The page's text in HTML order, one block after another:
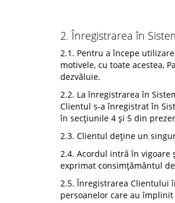
2. Înregistrarea în
2.1. Pentru a începe
motivele, cu toate acestea,
dezvăluie.
2.2. La înregistrarea în
Clientul s-a înregistrat în
în secțiunile 4 și 5 din
2.3. Clientul deține un
2.4. Acordul intră în
exprimat consimțământul
2.5. Înregistrarea Clientului
persoanelor care au împlinit